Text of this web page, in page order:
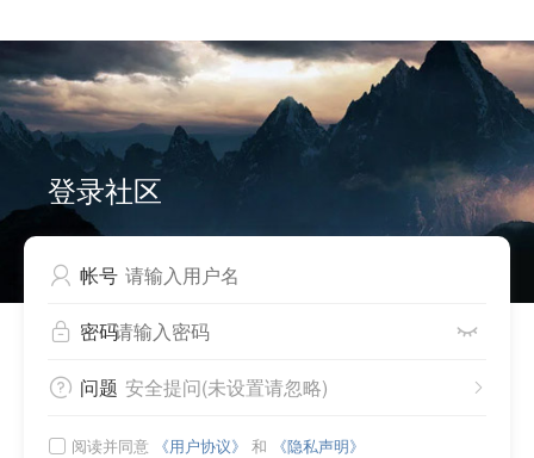
Can not write to cache files, please check directory
./source/plugin/comiis_app/comiis_info/ .
登录社区
 帐号
 密码 
 问题 
安全提问(未设置请忽略)
 阅读并同意 《用户协议》 和 《隐私声明》